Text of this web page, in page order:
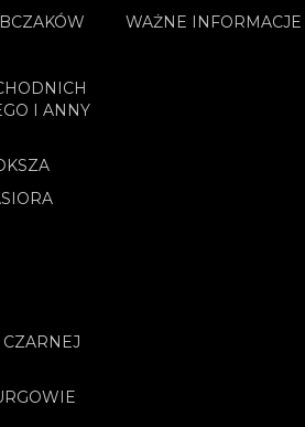
I ANNY
WAŻNE INFORMACJE